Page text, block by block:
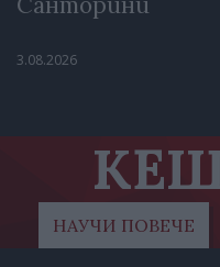
3.08.2026
НАУЧИ ПОВЕЧЕ